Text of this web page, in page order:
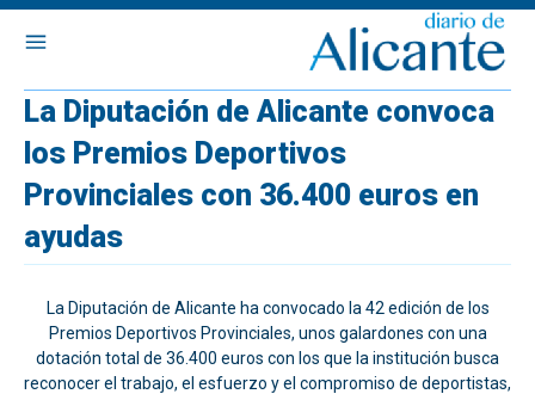
La Diputación de Alicante convoca
los Premios Deportivos
Provinciales con 36.400 euros en
ayudas
La Diputación de Alicante ha convocado la 42 edición de los
Premios Deportivos Provinciales, unos galardones con una
dotación total de 36.400 euros con los que la institución busca
reconocer el trabajo, el esfuerzo y el compromiso de deportistas,